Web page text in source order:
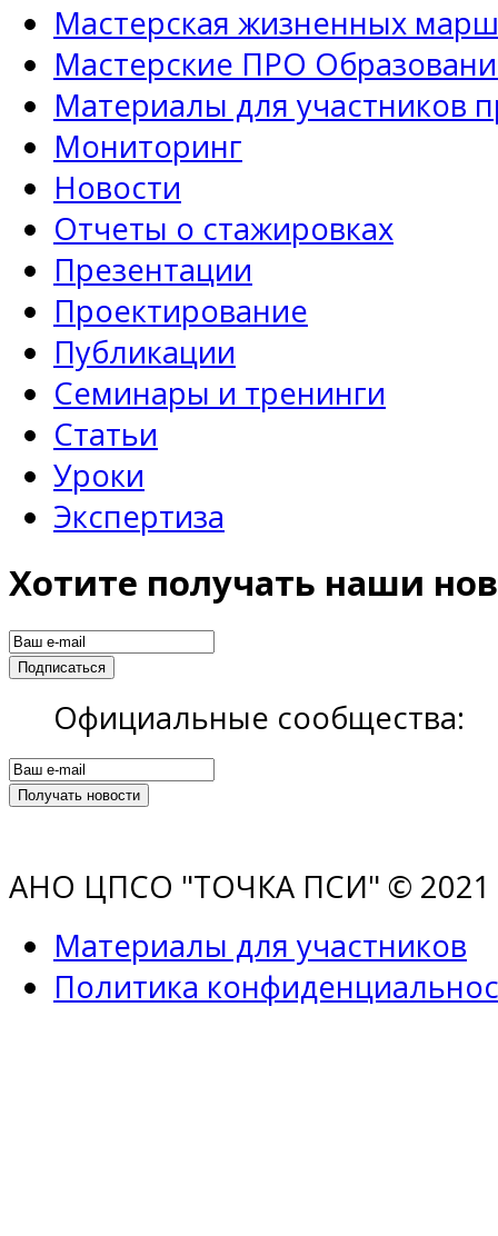
Мастерская жизненных
Мастерские ПРО
Материалы для участников
Мониторинг
Новости
Отчеты о стажировках
Презентации
Проектирование
Публикации
Семинары и тренинги
Статьи
Уроки
Экспертиза
Хотите получать наши
Официальные сообщества:
АНО ЦПСО "ТОЧКА ПСИ" © 2021
Материалы для участников
Политика